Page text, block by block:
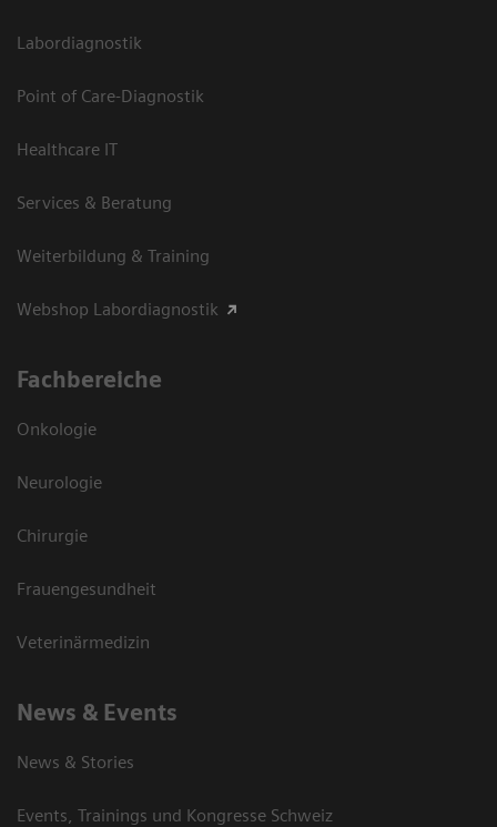
Labordiagnostik
Point of Care-Diagnostik
Healthcare IT
Services & Beratung
Weiterbildung & Training
Webshop Labordiagnostik
Fachbereiche
Onkologie
Neurologie
Chirurgie
Frauengesundheit
Veterinärmedizin
News & Events
News & Stories
Events, Trainings und Kongresse Schweiz